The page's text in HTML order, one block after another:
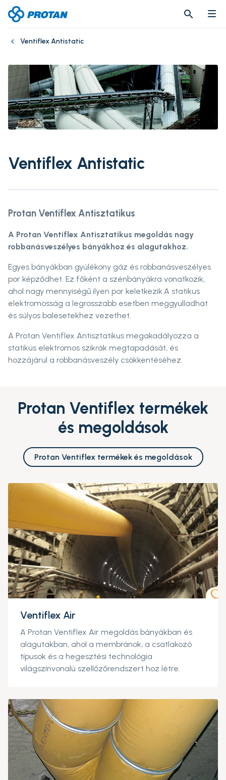
search
search
Ventiflex Antistatic
Ventiflex Antistatic
Protan Ventiflex Antisztatikus
A Protan Ventiflex Antisztatikus megoldás nagy
robbanásveszélyes bányákhoz és alagutakhoz.
Egyes bányákban gyúlékony gáz és robbanásveszélyes
por képződhet. Ez főként a szénbányákra vonatkozik,
ahol nagy mennyiségű ilyen por keletkezik.A statikus
elektromosság a legrosszabb esetben meggyulladhat
és súlyos balesetekhez vezethet.
A Protan Ventiflex Antisztatikus megakadályozza a
statikus elektromos szikrák megtapadását, és
hozzájárul a robbanásveszély csökkentéséhez.
Protan Ventiflex termékek
és megoldások
Protan Ventiflex termékek és megoldások
Ventiflex Air
A Protan Ventiflex Air megoldás bányákban és
alagutakban, ahol a membránok, a csatlakozó
típusok és a hegesztési technológia
világszínvonalú szellőzőrendszert hoz létre.